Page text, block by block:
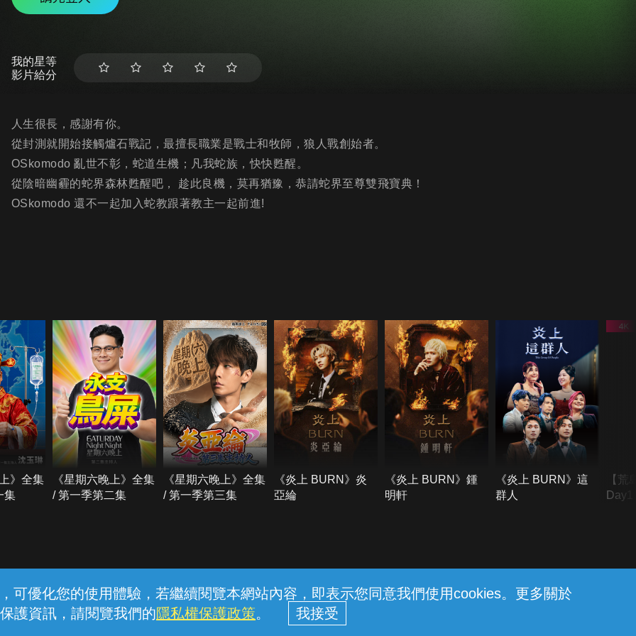
可優化您的使用體驗，若繼續閱覽本網站內容，即表示您同意我們使用cookies。更多關於
護資訊，請閱覽我們的隱私權保護政策。
我的星等
影片給分
人生很長，感謝有你。
從封測就開始接觸爐石戰記，最擅長職業是戰士和牧師，狼人戰創始者。
OSkomodo 亂世不彰，蛇道生機；凡我蛇族，快快甦醒。
從陰暗幽霾的蛇界森林甦醒吧， 趁此良機，莫再猶豫，恭請蛇界至尊雙飛寶典！
OSkomodo 還不一起加入蛇教跟著教主一起前進!
》全集
集
《星期六晚上》全集
/ 第一季第二集
《星期六晚上》全集
/ 第一季第三集
《炎上 BURN》炎
亞綸
《炎上 BURN》鍾
明軒
《炎上 BURN》這
群人
【荒
線上客服 服務條款 隱私權保護
中華電信股份有限公司個人家庭分公司 (統一編號：96979949) © 2026